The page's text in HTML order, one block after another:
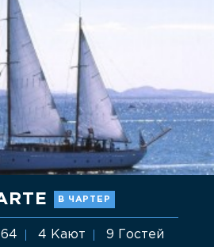
В ЧАРТЕР
4 Кают 9 Гостей